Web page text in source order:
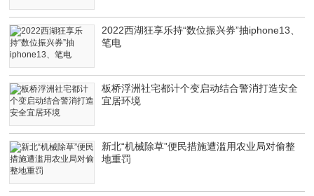
2022西湖狂享乐持“数位振兴券”抽iphone13、
笔电
板桥浮洲社宅都计个变启动结合警消打造安全
宜居环境
新北“机械除草”便民措施遭滥用农业局对偷整
地重罚